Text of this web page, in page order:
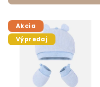
Výpis
Akcia
Výpredaj